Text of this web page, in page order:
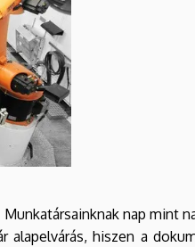
nap mint
hiszen a